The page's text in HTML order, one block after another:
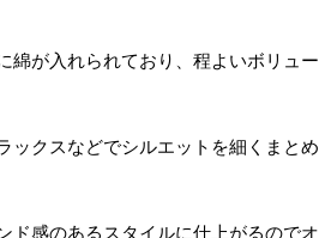
綿が入れられており、程よいボリュー
ックスなどでシルエットを細くまとめ
ド感のあるスタイルに仕上がるのでオ